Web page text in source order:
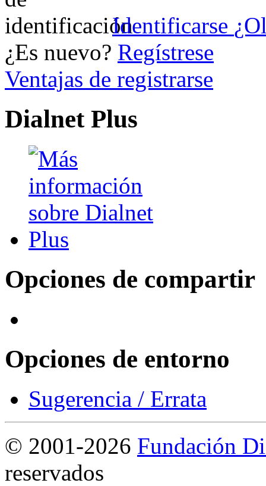
Identificarse
¿Es nuevo? Regístrese
Ventajas de registrarse
Dialnet Plus
Opciones de compartir
Opciones de entorno
Sugerencia / Errata
© 2001-2026 Fundación
reservados